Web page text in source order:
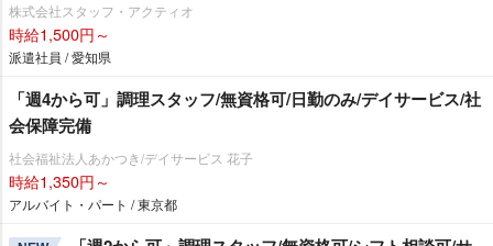
株式会社スタッフ・アクティオ
時給1,500円～
派遣社員 / 愛知県
「週4から可」調理スタッフ/無資格可/日勤のみ/デイサービス/社
会保障完備
社会福祉法人あかつき/デイサービス 花子
時給1,350円～
アルバイト・パート / 東京都